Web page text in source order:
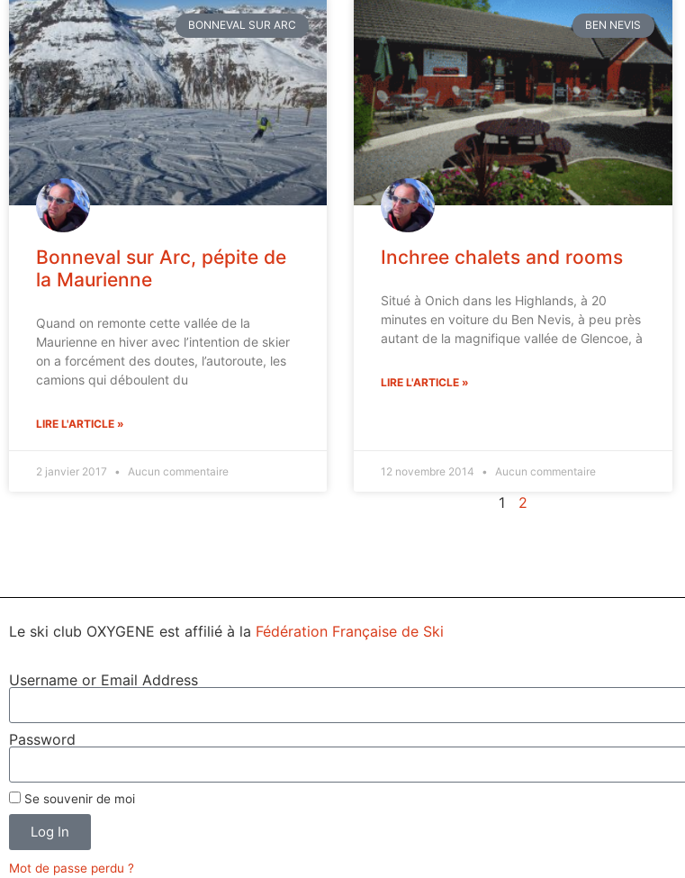
BONNEVAL SUR ARC
Bonneval sur Arc, pépite de
la Maurienne
Quand on remonte cette vallée de la
Maurienne en hiver avec l’intention de skier
on a forcément des doutes, l’autoroute, les
camions qui déboulent du
LIRE L'ARTICLE »
2 janvier 2017 Aucun commentaire
BEN NEVIS
Inchree chalets and rooms
Situé à Onich dans les Highlands, à 20
minutes en voiture du Ben Nevis, à peu près
autant de la magnifique vallée de Glencoe, à
LIRE L'ARTICLE »
12 novembre 2014 Aucun commentaire
1 2
Le ski club OXYGENE est affilié à la Fédération Française de Ski
Username or Email Address
Password
Se souvenir de moi
Log In
Mot de passe perdu ?